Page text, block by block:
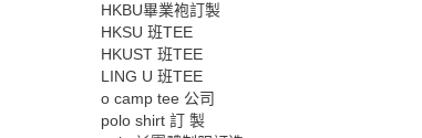
HKBU畢業袍訂製
HKSU 班TEE
HKUST 班TEE
LING U 班TEE
o camp tee 公司
polo shirt 訂 製